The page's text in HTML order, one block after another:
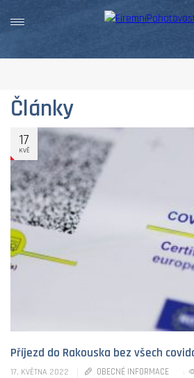
Články
17
KVĚ
Příjezd do Rakouska bez všech
17. KVĚTNA 2022 OBECNÉ INFORMACE